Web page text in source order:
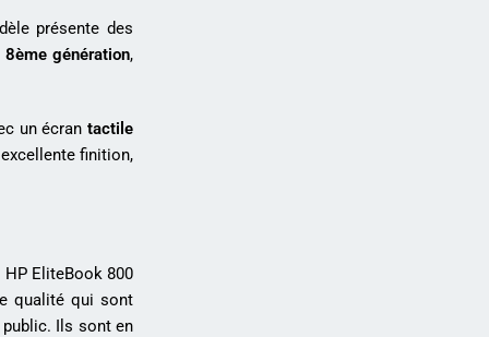
présente des
8ème génération,
un écran tactile
finition,
EliteBook 800
qualité qui sont
Ils sont en